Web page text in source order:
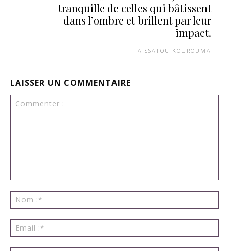
tranquille de celles qui bâtissent
dans l’ombre et brillent par leur
impact.
AISSATOU KOUROUMA
LAISSER UN COMMENTAIRE
:*
:*